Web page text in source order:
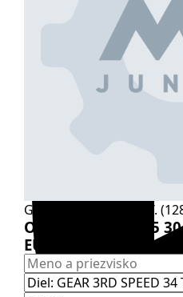
GEAR 3RD SPEED 34 T.
Originál diel:
1285
EURORICAMBI: